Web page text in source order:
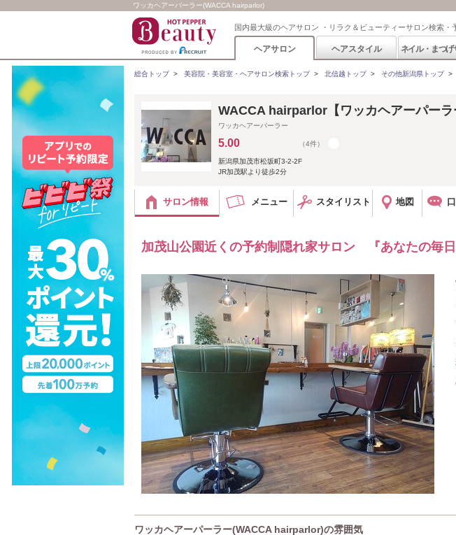
ワッカヘアーパーラー(WACCA hairparlor)
国内最大級のヘアサロン ・リラク＆ビューティーサロン検索・
ヘアサロン ヘアスタイル ネイル・まつげ
総合トップ> 美容院・美容室・ヘアサロン検索トップ> 北信越トップ> その他新潟県トップ>
WACCA hairparlor【ワッカヘアーパーラ
ワッカヘアーパーラー
5.00 （4件）
新潟県加茂市松坂町3-2-2F
JR加茂駅より徒歩2分
サロン情報 メニュー スタイリスト 地図
加茂山公園近くの予約制隠れ家サロン 『あなたの毎日
ワッカヘアーパーラー(WACCA hairparlor)の雰囲気